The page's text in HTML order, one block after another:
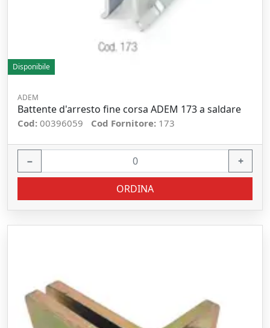
Disponibile
ADEM
Battente d'arresto fine corsa ADEM 173 a saldare
Cod: 00396059 Cod Fornitore: 173
− +
ORDINA